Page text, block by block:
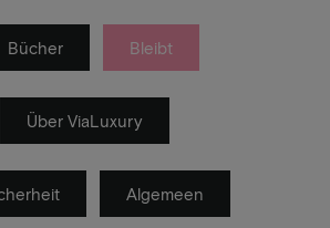
Bücher Bleibt
Über ViaLuxury
Algemeen